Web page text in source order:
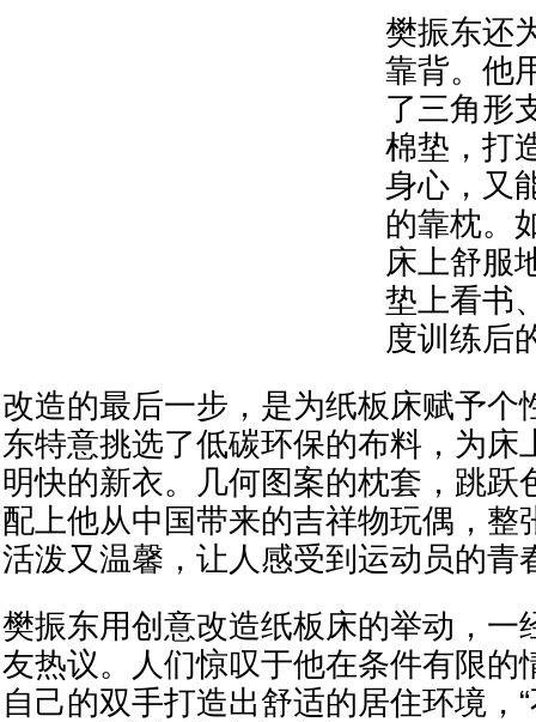
樊振东还
靠背。他
了三角形
棉垫，打
身心，又
的靠枕。
床上舒服
垫上看书
度训练后
改造的最后一步，是为纸板床赋予个
东特意挑选了低碳环保的布料，为床
明快的新衣。几何图案的枕套，跳跃
配上他从中国带来的吉祥物玩偶，整
活泼又温馨，让人感受到运动员的青
樊振东用创意改造纸板床的举动，一
友热议。人们惊叹于他在条件有限的
自己的双手打造出舒适的居住环境，